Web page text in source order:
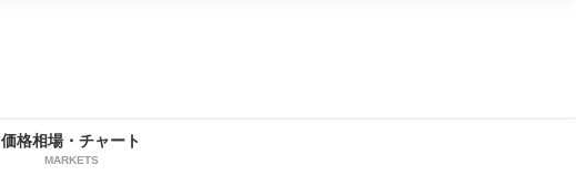
価格相場・チャート
MARKETS